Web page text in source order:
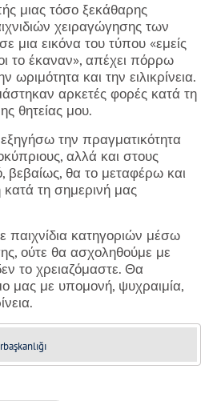
μιας τόσο ξεκάθαρης
χειραγώγησης των
εικόνα του τύπου «εμείς
το έκαναν», απέχει πόρρω
και την ειλικρίνεια.
αρκετές φορές κατά τη
θητείας μου.
την πραγματικότητα
αλλά και στους
βεβαίως, θα το μεταφέρω και
κατά τη σημερινή μας
κατηγοριών μέσω
ούτε θα ασχοληθούμε με
το χρειαζόμαστε. Θα
μας με υπομονή, ψυχραιμία,